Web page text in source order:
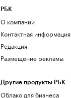
РБК
О компании
Контактная информация
Редакция
Размещение рекламы
Другие продукты РБК
Облако для бизнеса